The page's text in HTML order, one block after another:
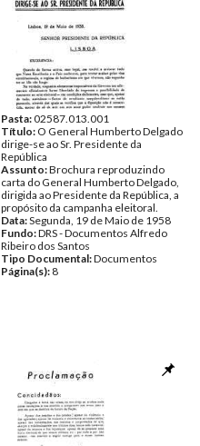
Pasta:02587.013.001
Título: O General Humberto Delgado
dirige-se ao Sr. Presidente da
República
Assunto:Brochura reproduzindo
carta do General Humberto Delgado,
dirigida ao Presidente da República, a
propósito da campanha eleitoral.
Data:Segunda, 19 de Maio de 1958
Fundo:DRS - Documentos Alfredo
Ribeiro dos Santos
Tipo Documental:Documentos
Página(s): 8